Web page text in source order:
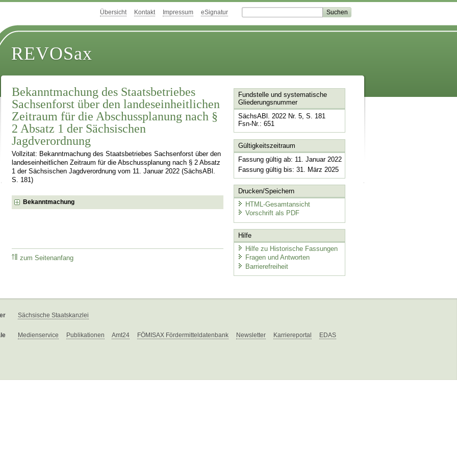
Übersicht Kontakt Impressum eSignatur
REVOSax
Bekanntmachung des Staatsbetriebes
Sachsenforst über den landeseinheitlichen
Zeitraum für die Abschussplanung nach §
2 Absatz 1 der Sächsischen
Jagdverordnung
Vollzitat: Bekanntmachung des Staatsbetriebes Sachsenforst über den
landeseinheitlichen Zeitraum für die Abschussplanung nach § 2 Absatz
1 der Sächsischen Jagdverordnung vom 11. Januar 2022 (SächsABl.
S. 181)
Bekanntmachung
zum Seitenanfang
Fundstelle und systematische
Gliederungsnummer
SächsABl. 2022 Nr. 5, S. 181
Fsn-Nr.: 651
Gültigkeitszeitraum
Fassung gültig ab: 11. Januar 2022
Fassung gültig bis: 31. März 2025
Drucken/Speichern
HTML-Gesamtansicht
Vorschrift als PDF
Hilfe
Hilfe zu Historische Fassungen
Fragen und Antworten
Barrierefreiheit
Sächsische Staatskanzlei
Medienservice Publikationen Amt24 FÖMISAX Fördermitteldatenbank Newsletter Karriereportal EDAS